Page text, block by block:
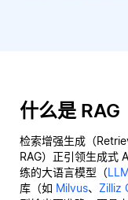
什么是 RAG
检索增强生成（
RAG）正引领生成式
练的大语言模型（
库（如 Milvus、 Zilliz